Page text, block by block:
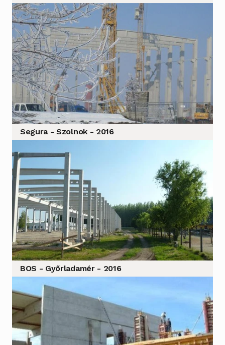
Segura - Szolnok - 2016
BOS - Győrladamér - 2016